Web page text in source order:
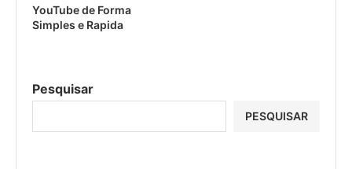
YouTube de Forma
Simples e Rapida
Pesquisar
PESQUISAR